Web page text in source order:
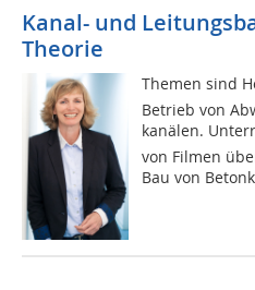
Kanal- und
Theorie
Themen sind
Betrieb von
kanälen.
von Filmen
Bau von